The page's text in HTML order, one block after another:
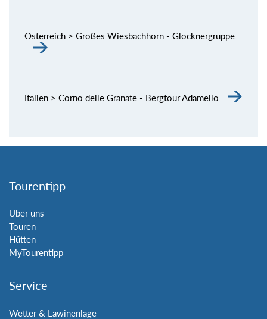
Österreich > Großes Wiesbachhorn - Glocknergruppe
Italien > Corno delle Granate - Bergtour Adamello
Tourentipp
Über uns
Touren
Hütten
MyTourentipp
Service
Wetter & Lawinenlage